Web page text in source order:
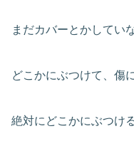
まだカバーとかしてい
どこかにぶつけて、傷
絶対にどこかにぶつけ